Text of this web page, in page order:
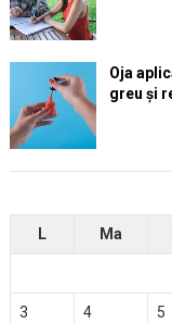
Oja
greu și
L
Ma
3 4 5